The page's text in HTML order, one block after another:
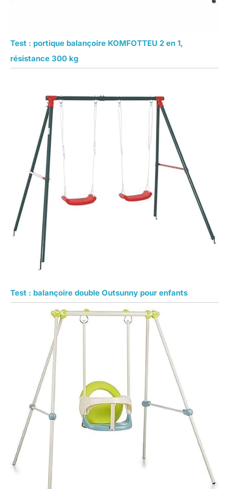
Test : portique balançoire KOMFOTTEU 2 en 1,
résistance 300 kg
Test : balançoire double Outsunny pour enfants